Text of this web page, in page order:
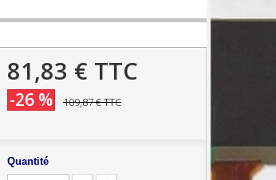
81,83 € TTC
-26 % 109,87 €TTC
Quantité